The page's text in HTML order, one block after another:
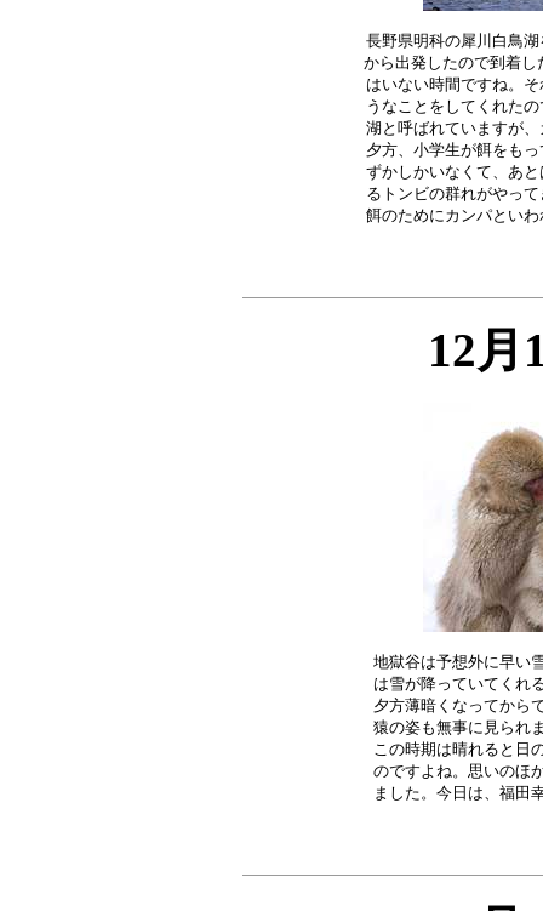
長野県明科の犀川白鳥
から出発したので到着
はいない時間ですね。
うなことをしてくれた
湖と呼ばれていますが
夕方、小学生が餌をも
ずかしかいなくて、あ
るトンビの群れがやっ
12月
地獄谷は予想外に早い
は雪が降っていてくれ
夕方薄暗くなってから
猿の姿も無事に見られ
この時期は晴れると日
のですよね。思いのほ